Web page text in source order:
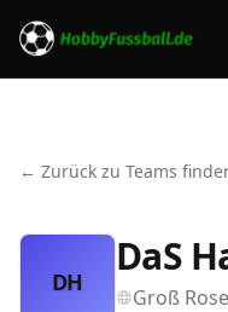
← Zurück zu Teams
DH
DaS
Groß